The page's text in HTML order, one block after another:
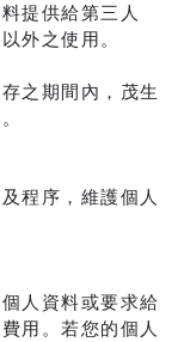
提供給第三人
外之使用。
之期間內，茂生
程序，維護個人
人資料或要求給
用。若您的個人